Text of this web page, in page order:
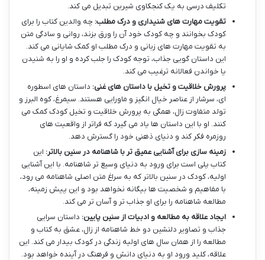
تکلیف درسی به یک کنجکاوی شیرین تبدیل می کند.
تقویت مهارت های شنیداری و درک مطلب: چه والدین کتاب را برای
کودک بخوانند و چه کودک خود آن را ورق بزند، روانی و سادگی متن
به تقویت مهارت های زبانی و درک مطلب او کمک شایانی می کند.
این داستان گویی جذاب، توجه کودک را جلب کرده و او را به شنیدن
یا خواندن فعالانه ترغیب می کند.
پرورش خلاقیت و تخیل با داستان های غنی: داستان های اسطوره
ای، سرشار از عناصر خیال انگیز و ماورایی هستند. سیمرغ، کوه البرز و
تولد متفاوت زال، همگی به پرورش خلاقیت و تخیل کودک کمک می
کنند. او با این داستان ها یاد می گیرد که فراتر از واقعیت های
روزمره فکر کند و دنیای ذهنی خود را گسترش دهد.
زمینه سازی برای آشنایی عمیق تر با شاهنامه در سنین بالاتر: این
کتاب پلی است برای ورود به دنیای وسیع تر شاهنامه. با این آشنایی
اولیه، کودک در سنین بالاتر که به سراغ متن اصلی شاهنامه می رود،
با مفاهیم و شخصیت ها بیگانه نخواهد بود و این پیش زمینه،
مطالعه شاهنامه را برای او جذاب تر و آسان تر می کند.
ایجاد علاقه به مطالعه و ادبیات از سنین پایین: داستان سرایی
جذاب و تصاویر دلنشین دو خط شاهنامه از زال، عشق به کتاب و
مطالعه را از همان سال های اولیه زندگی در کودک بیدار می کند. این
علاقه، کلید ورود او به دنیای دانش و فرهنگ در آینده خواهد بود.